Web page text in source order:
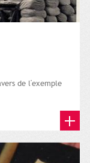
de l'exemple